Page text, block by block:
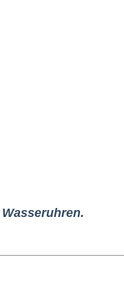
Wasseruhren.